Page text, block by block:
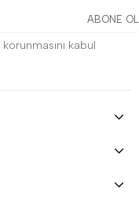
ABONE OL
korunmasını kabul